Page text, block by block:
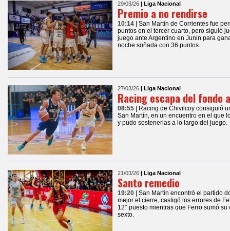
29/03/26 | Liga Nacional
Premio a no rendirse
10:14
| San Martín de Corrientes fue
puntos en el tercer cuarto, pero siguió
juego ante Argentino en Junin para
noche soñada con 36 puntos.
27/03/26 | Liga Nacional
Racing escapa del fondo
08:55
| Racing de Chivilcoy consiguió
San Martín, en un encuentro en el que
y pudo sostenerlas a lo largo del juego.
21/03/26 | Liga Nacional
Santo remedio
19:20
| San Martín encontró el partido
mejor el cierre, castigó los errores de
12° puesto mientras que Ferro sumó
sexto.